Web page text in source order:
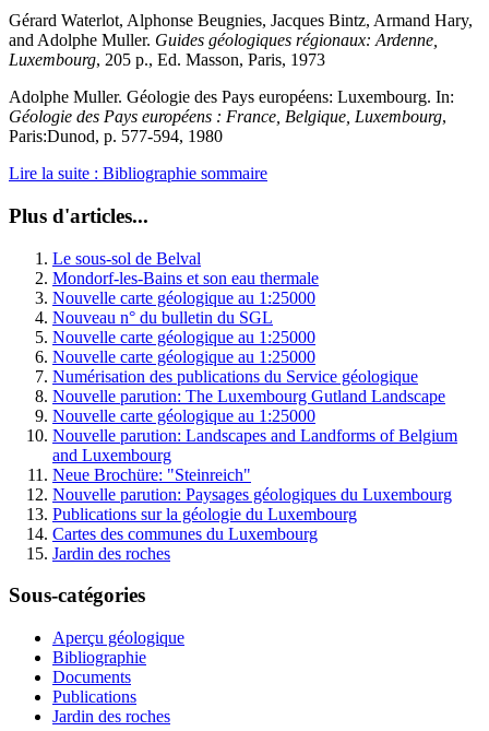
Gérard Waterlot, Alphonse Beugnies, Jacques Bintz, Armand Hary,
and Adolphe Muller. Guides géologiques régionaux: Ardenne,
Luxembourg, 205 p., Ed. Masson, Paris, 1973
Adolphe Muller. Géologie des Pays européens: Luxembourg. In:
Géologie des Pays européens : France, Belgique, Luxembourg,
Paris:Dunod, p. 577-594, 1980
Lire la suite : Bibliographie sommaire
Plus d'articles...
Le sous-sol de Belval
Mondorf-les-Bains et son eau thermale
Nouvelle carte géologique au 1:25000
Nouveau n° du bulletin du SGL
Nouvelle carte géologique au 1:25000
Nouvelle carte géologique au 1:25000
Numérisation des publications du Service géologique
Nouvelle parution: The Luxembourg Gutland Landscape
Nouvelle carte géologique au 1:25000
Nouvelle parution: Landscapes and Landforms of Belgium
and Luxembourg
Neue Brochüre: "Steinreich"
Nouvelle parution: Paysages géologiques du Luxembourg
Publications sur la géologie du Luxembourg
Cartes des communes du Luxembourg
Jardin des roches
Sous-catégories
Aperçu géologique
Bibliographie
Documents
Publications
Jardin des roches